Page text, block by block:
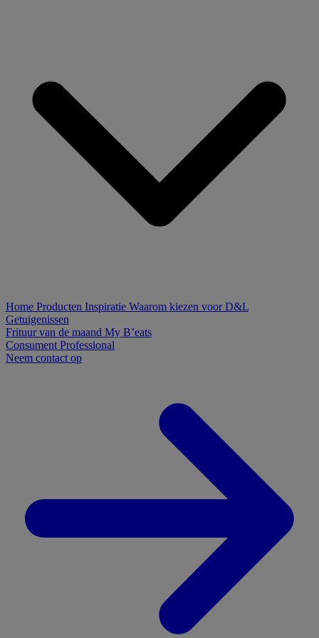
Home Producten Inspiratie Waarom kiezen voor D&L
Getuigenissen
Frituur van de maand My B’eats
Consument Professional
Neem contact op